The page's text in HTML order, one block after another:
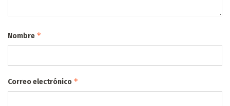
Nombre *
Correo electrónico *